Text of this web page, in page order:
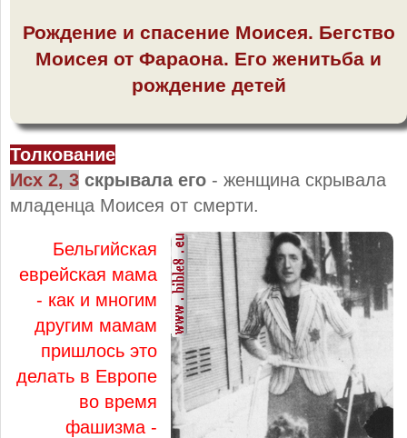
Рождение и спасение Моисея. Бегство
Моисея от Фараона. Его женитьба и
рождение детей
Толкование
Исх 2, 3 скрывала его - женщина скрывала
младенца Моисея от смерти.
Бельгийская
еврейская мама
- как и многим
другим мамам
пришлось это
делать в Европе
во время
фашизма -